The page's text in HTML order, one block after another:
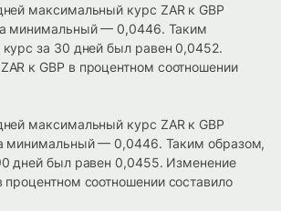
максимальный курс ZAR к GBP
минимальный — 0,0446. Таким
за 30 дней был равен 0,0452.
к GBP в процентном соотношении
максимальный курс ZAR к GBP
минимальный — 0,0446. Таким образом,
дней был равен 0,0455. Изменение
процентном соотношении составило